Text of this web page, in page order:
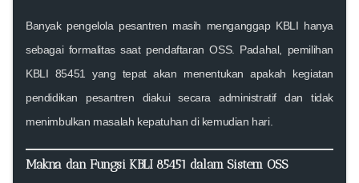
Banyak pengelola pesantren masih menganggap KBLI hanya
sebagai formalitas saat pendaftaran OSS. Padahal, pemilihan
KBLI 85451
yang tepat akan menentukan apakah kegiatan
pendidikan pesantren diakui secara administratif dan tidak
menimbulkan masalah kepatuhan di kemudian hari.
Makna dan Fungsi KBLI 85451 dalam Sistem OSS